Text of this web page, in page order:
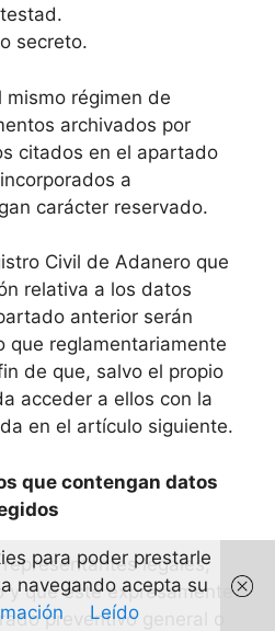
secreto.
mismo régimen de
archivados por
citados en el apartado
a
carácter reservado.
Civil de Adanero que
relativa a los datos
anterior serán
que reglamentariamente
de que, salvo el propio
acceder a ellos con la
en el artículo siguiente.
que contengan datos
legales,
y que esté expresamente
preventivo general o
para poder prestarle
navegando acepta su
Leído